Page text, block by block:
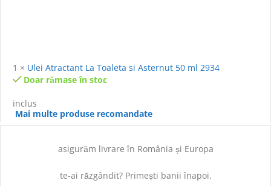
1 × Ulei Atractant La Toaleta si Asternut 50 ml 2934
Doar rămase în stoc
inclus
Mai multe produse recomandate
asigurăm livrare în România și Europa
te-ai răzgândit? Primești banii înapoi.